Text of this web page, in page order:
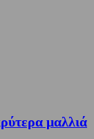
μαλλιά